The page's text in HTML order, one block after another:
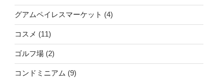
グアムペイレスマーケット (4)
コスメ (11)
ゴルフ場 (2)
コンドミニアム (9)